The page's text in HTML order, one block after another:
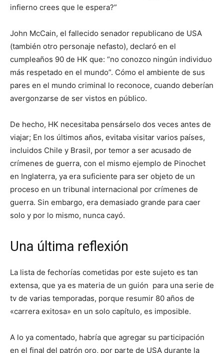
infierno crees que le espera?”
John McCain, el fallecido senador republicano de USA
(también otro personaje nefasto), declaró en el
cumpleaños 90 de HK que: “no conozco ningún individuo
más respetado en el mundo”. Cómo el ambiente de sus
pares en el mundo criminal lo reconoce, cuando deberían
avergonzarse de ser vistos en público.
De hecho, HK necesitaba pensárselo dos veces antes de
viajar; En los últimos años, evitaba visitar varios países,
incluidos Chile y Brasil, por temor a ser acusado de
crímenes de guerra, con el mismo ejemplo de Pinochet
en Inglaterra, ya era suficiente para ser objeto de un
proceso en un tribunal internacional por crímenes de
guerra. Sin embargo, era demasiado grande para caer
solo y por lo mismo, nunca cayó.
Una última reflexión
La lista de fechorías cometidas por este sujeto es tan
extensa, que ya es materia de un guión para una serie de
tv de varias temporadas, porque resumir 80 años de
«carrera exitosa» en un solo capítulo, es imposible.
A lo ya comentado, habría que agregar su participación
en el final del patrón oro, por parte de USA durante la